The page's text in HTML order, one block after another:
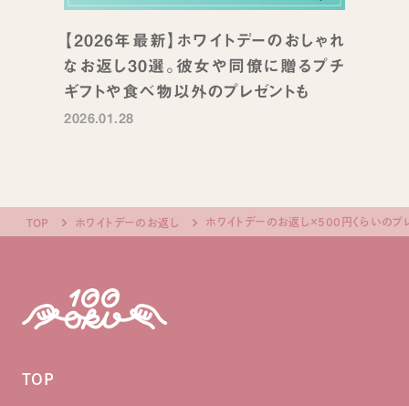
【2026年最新】ホワイトデーのおしゃれ
なお返し30選。彼女や同僚に贈るプチ
ギフトや食べ物以外のプレゼントも
2026.01.28
TOP ホワイトデーのお返し ホワイトデーのお返し×500円くらいのプ
TOP